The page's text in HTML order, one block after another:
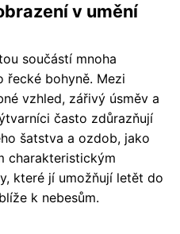
v umění
součástí mnoha
řecké bohyně. Mezi
vzhled, zářivý úsměv a
často zdůrazňují
šatstva a ozdob, jako
charakteristickým
které jí umožňují letět do
k nebesům.